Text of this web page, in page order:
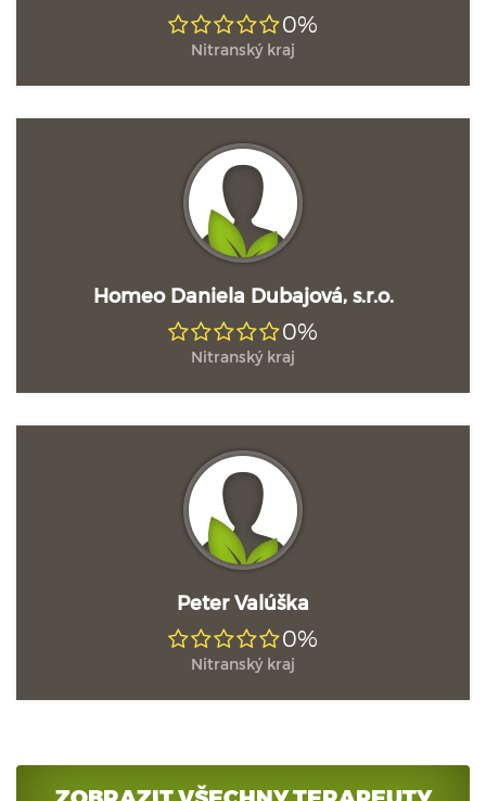
0%
Nitranský kraj
Homeo Daniela Dubajová, s.r.o.
0%
Nitranský kraj
Peter Valúška
0%
Nitranský kraj